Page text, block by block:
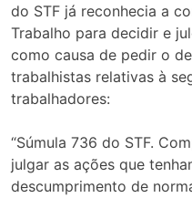
do STF já reconhecia a
Trabalho para decidir e
como causa de pedir o
trabalhistas relativas à
trabalhadores:
“Súmula 736 do STF.
julgar as ações que
descumprimento de